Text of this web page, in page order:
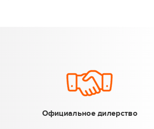
Официальное дилерство